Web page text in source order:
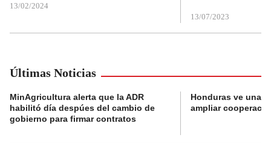
13/02/2024
13/07/2023
Últimas Noticias
MinAgricultura alerta que la ADR
habilitó día despúes del cambio de
gobierno para firmar contratos
Honduras ve una
ampliar